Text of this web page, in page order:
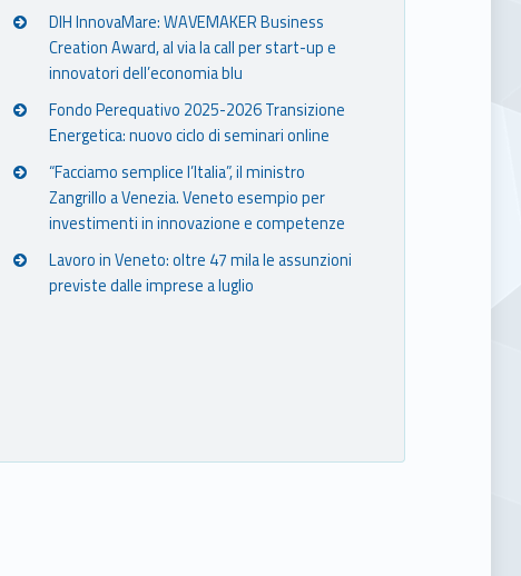
DIH InnovaMare: WAVEMAKER Business
Creation Award, al via la call per start-up e
innovatori dell’economia blu
Fondo Perequativo 2025-2026 Transizione
Energetica: nuovo ciclo di seminari online
“Facciamo semplice l’Italia”, il ministro
Zangrillo a Venezia. Veneto esempio per
investimenti in innovazione e competenze
Lavoro in Veneto: oltre 47 mila le assunzioni
previste dalle imprese a luglio